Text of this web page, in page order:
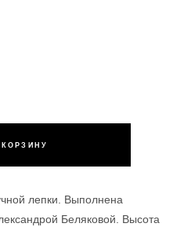
лепки. Выполнена
Беляковой. Высота